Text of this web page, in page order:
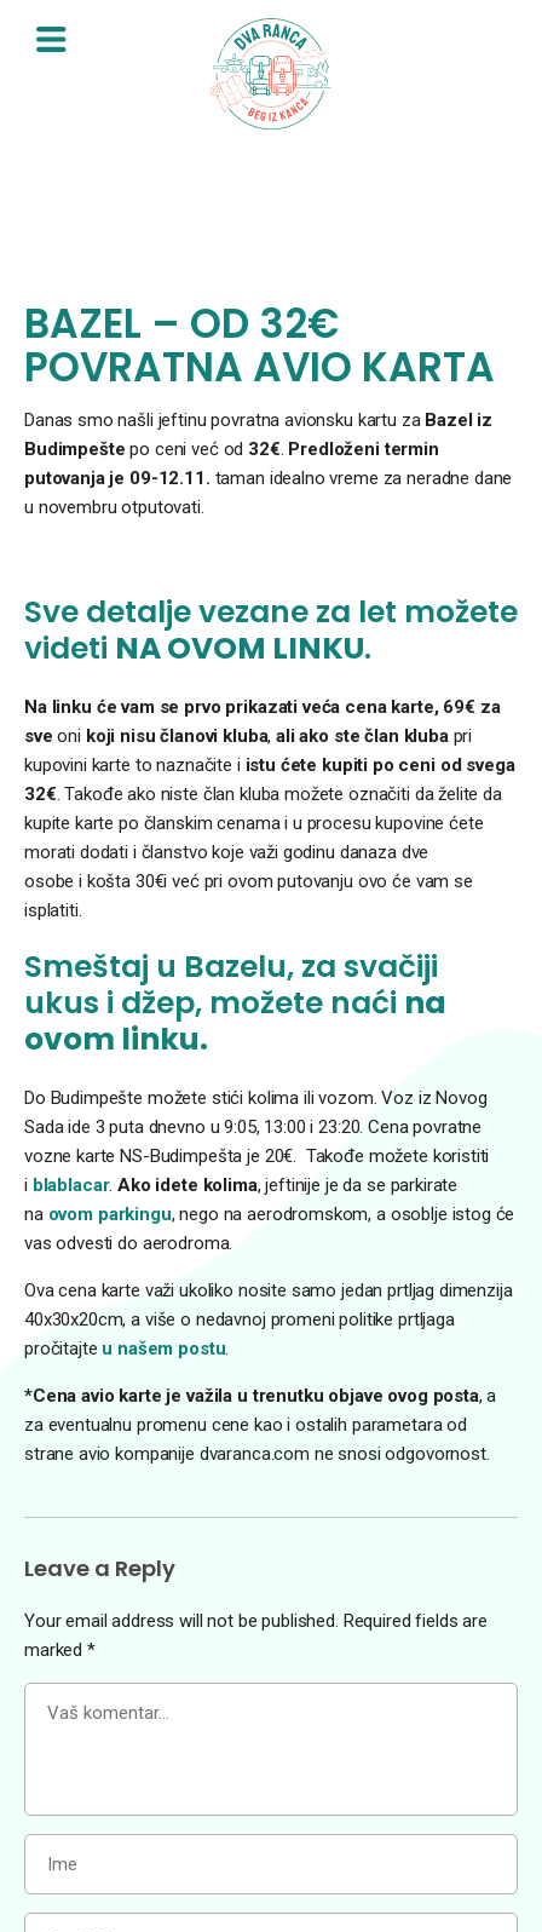
content
BAZEL – OD 32€
POVRATNA AVIO KARTA
Danas smo našli jeftinu povratna avionsku kartu za Bazel iz
Budimpešte po ceni već od 32€. Predloženi termin
putovanja je 09-12.11. taman idealno vreme za neradne dane
u novembru otputovati.
Sve detalje vezane za let možete
videti NA OVOM LINKU.
Na linku će vam se prvo prikazati veća cena karte, 69€ za
sve oni koji nisu članovi kluba,ali ako ste član klubapri
kupovini karte to naznačite i istu ćete kupiti po ceni od svega
32€ . Takođe ako niste član kluba možete označiti da želite da
kupite karte po članskim cenama i u procesu kupovine ćete
morati dodati i članstvo koje važi godinu danaza dve
osobe i košta 30€i već pri ovom putovanju ovo će vam se
isplatiti.
Smeštaj u Bazelu, za svačiji
ukus i džep, možete naći na
ovom linku.
Do Budimpešte možete stići kolima ili vozom. Voz iz Novog
Sada ide 3 puta dnevno u 9:05, 13:00 i 23:20. Cena povratne
vozne karte NS-Budimpešta je 20€. Takođe možete koristiti
i blablacar.Ako idete kolima, jeftinije je da se parkirate
na ovom parkingu, nego na aerodromskom, a osoblje istog će
vas odvesti do aerodroma.
Ova cena karte važi ukoliko nosite samo jedan prtljag dimenzija
40x30x20cm, a više o nedavnoj promeni politike prtljaga
pročitajte u našem postu.
*Cena avio karte je važila u trenutku objave ovog posta, a
za eventualnu promenu cene kao i ostalih parametara od
strane avio kompanije dvaranca.com ne snosi odgovornost.
Leave a Reply
Your email address will not be published. Required fields are
marked *